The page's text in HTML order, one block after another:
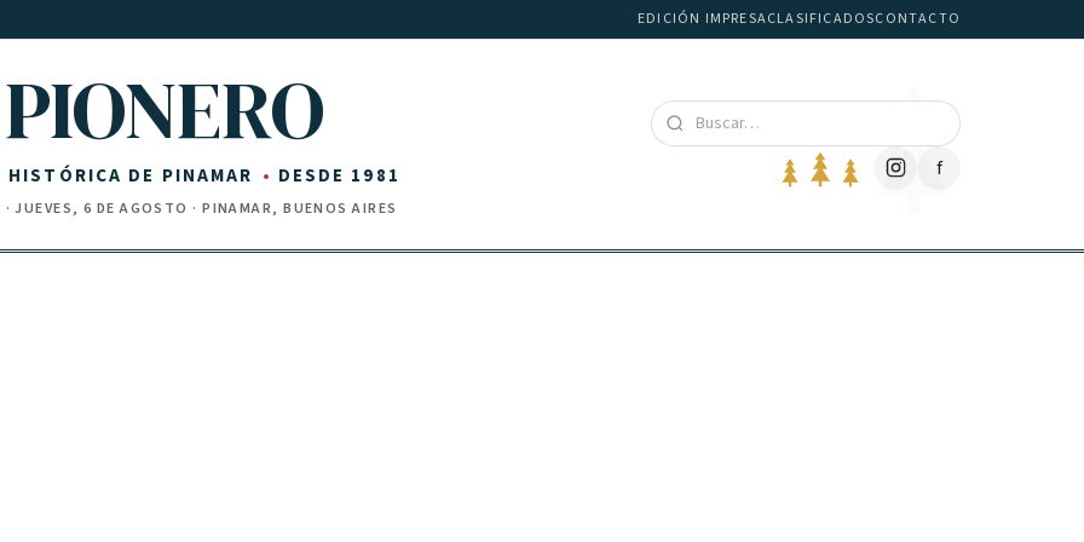
EDICIÓN IMPRESACLASIFICADOSCONTACTO
PIONERO
HISTÓRICA DE PINAMAR DESDE 1981
·JUEVES, 6 DE AGOSTO · PINAMAR, BUENOS AIRES
f